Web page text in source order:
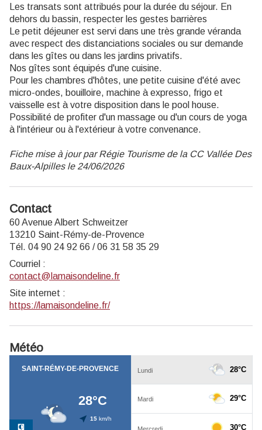
Les transats sont attribués pour la durée du séjour. En
dehors du bassin, respecter les gestes barrières
Le petit déjeuner est servi dans une très grande véranda
avec respect des distanciations sociales ou sur demande
dans les gîtes ou dans les jardins privatifs.
Nos gîtes sont équipés d'une cuisine.
Pour les chambres d'hôtes, une petite cuisine d'été avec
micro-ondes, bouilloire, machine à expresso, frigo et
vaisselle est à votre disposition dans le pool house.
Possibilité de profiter d'un massage ou d'un cours de yoga
à l'intérieur ou à l'extérieur à votre convenance.
Fiche mise à jour par Régie Tourisme de la CC Vallée Des
Baux-Alpilles le 24/06/2026
Contact
60 Avenue Albert Schweitzer
13210 Saint-Rémy-de-Provence
Tél. 04 90 24 92 66 / 06 31 58 35 29
Courriel :
contact@lamaisondeline.fr
Site internet :
https://lamaisondeline.fr/
Météo